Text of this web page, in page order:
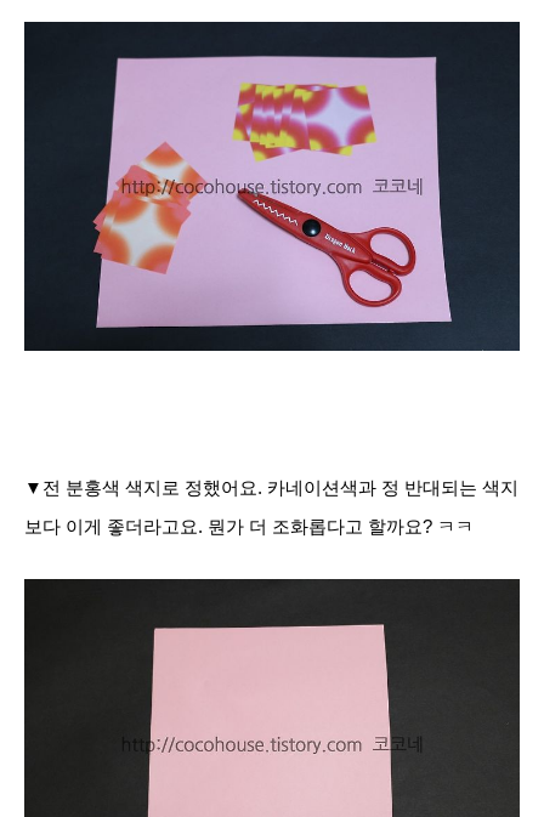
▼전 분홍색 색지로 정했어요. 카네이션색과 정 반대되는 색지
보다 이게 좋더라고요. 뭔가 더 조화롭다고 할까요? ㅋㅋ